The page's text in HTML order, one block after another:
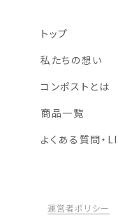
トップ
私たちの想い
コンポストとは
商品一覧
よくある質問・
運営者ポリシー